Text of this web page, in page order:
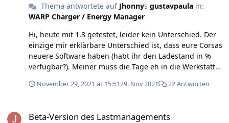
Lastmanager dann genau das ab? Vielen Dank für Infos
oder einen Link dazu.
Thema antwortete auf Jhonnys gustavpaulain:
WARP Charger / Energy Manager
Hi, heute mit 1.3 getestet, leider kein Unterschied. Der
einzige mir erklärbare Unterschied ist, dass eure Corsas
neuere Software haben (habt ihr den Ladestand in %
verfügbar?). Meiner muss die Tage eh in die Werkstatt
Liste.November 29, 2021 at 15:5129. Nov 2021 22 Antworten
Beta-Version des Lastmanagements